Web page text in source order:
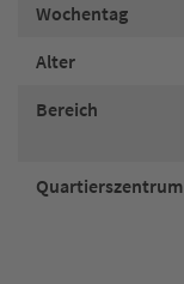
Wochentag
Alter
Bereich
Quartierszentrum